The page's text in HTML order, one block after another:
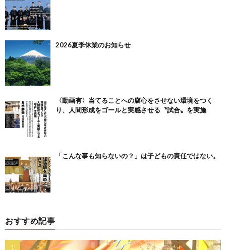
2026夏季休業のお知らせ
〈動画有〉当てることへの腐心をさせない環境をつく
り、人間形成をゴールと実感させる〝試合〟を実施
「こんな事も知らないの？」は子どもの責任ではない。
おすすめ記事